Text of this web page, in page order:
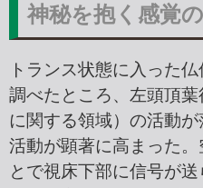
神秘を抱く感覚
トランス状態に入った
調べたところ、左頭頂
に関する領域）の活動
活動が顕著に高まった
とで視床下部に信号が